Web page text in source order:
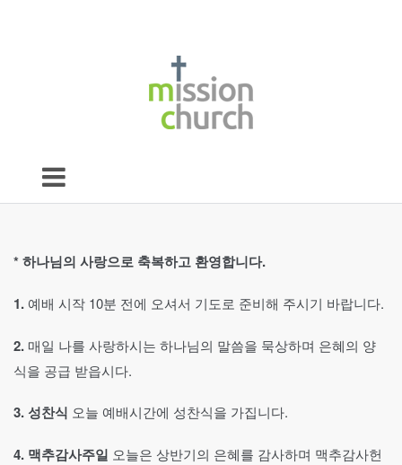
* 하나님의 사랑으로 축복하고 환영합니다.
1. 예배 시작 10분 전에 오셔서 기도로 준비해 주시기 바랍니다.
2. 매일 나를 사랑하시는 하나님의 말씀을 묵상하며 은혜의 양
식을 공급 받읍시다.
3.성찬식 오늘 예배시간에 성찬식을 가집니다.
4. 맥추감사주일 오늘은 상반기의 은혜를 감사하며 맥추감사헌